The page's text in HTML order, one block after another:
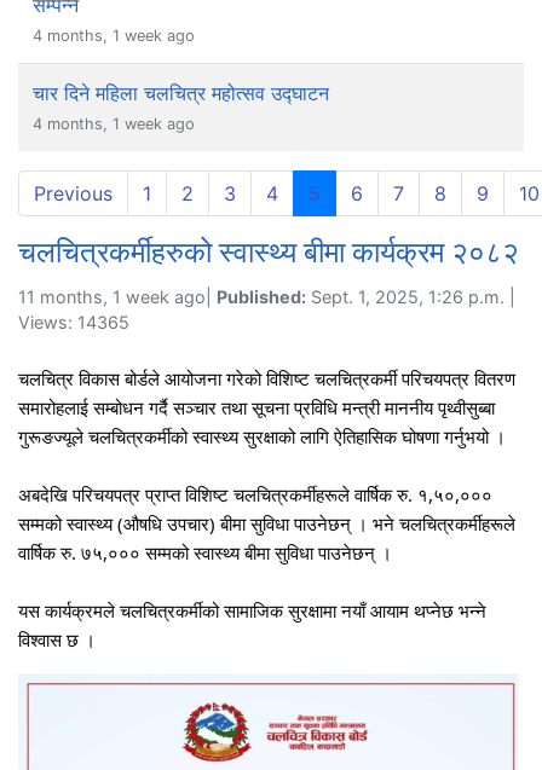
4 months, 1 week ago
चार दिने महिला चलचित्र महोत्सव उद्घाटन
4 months, 1 week ago
Previous 1 2 3 4 5 (current)
6 7 8 9 10
चलचित्रकर्मीहरुको स्वास्थ्य बीमा कार्यक्रम २०८२
11 months, 1 week ago| Published: Sept. 1, 2025, 1:26 p.m. |
Views: 14365
चलचित्र विकास बोर्डले आयोजना गरेको विशिष्ट चलचित्रकर्मी परिचयपत्र वितरण
समारोहलाई सम्बोधन गर्दै सञ्चार तथा सूचना प्रविधि मन्त्री माननीय पृथ्वीसुब्बा
गुरूङज्यूले चलचित्रकर्मीको स्वास्थ्य सुरक्षाको लागि ऐतिहासिक घोषणा गर्नुभयो ।
अबदेखि परिचयपत्र प्राप्त विशिष्ट चलचित्रकर्मीहरूले वार्षिक रु. १,५०,०००
सम्मको स्वास्थ्य (औषधि उपचार) बीमा सुविधा पाउनेछन् । भने चलचित्रकर्मीहरूले
वार्षिक रु. ७५,००० सम्मको स्वास्थ्य बीमा सुविधा पाउनेछन् ।
यस कार्यक्रमले चलचित्रकर्मीको सामाजिक सुरक्षामा नयाँ आयाम थप्नेछ भन्ने
विश्वास छ ।